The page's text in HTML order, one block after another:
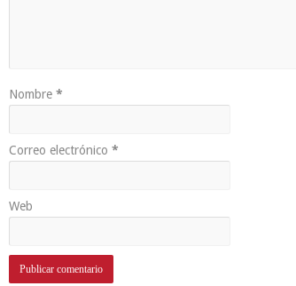
Nombre *
Correo electrónico *
Web